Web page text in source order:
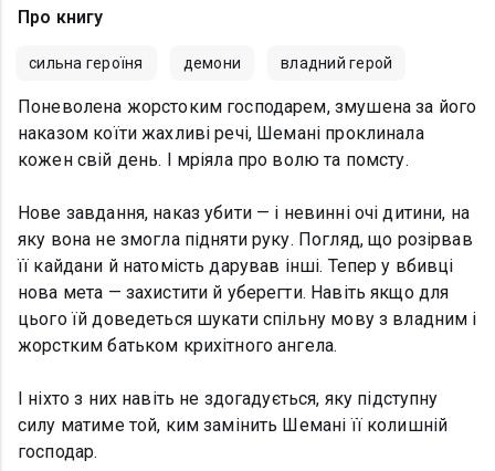
Про книгу
сильна героїня демони владний герой
Поневолена жорстоким господарем, змушена за його
наказом коїти жахливі речі, Шемані проклинала
кожен свій день. І мріяла про волю та помсту.
Нове завдання, наказ убити — і невинні очі дитини, на
яку вона не змогла підняти руку. Погляд, що розірвав
її кайдани й натомість дарував інші. Тепер у вбивці
нова мета — захистити й уберегти. Навіть якщо для
цього їй доведеться шукати спільну мову з владним і
жорстким батьком крихітного ангела.
І ніхто з них навіть не здогадується, яку підступну
силу матиме той, ким замінить Шемані її колишній
господар.